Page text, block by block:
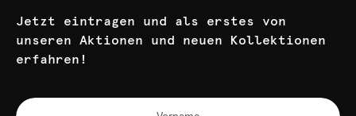
Jetzt eintragen und als erstes von
unseren Aktionen und neuen Kollektionen
erfahren!